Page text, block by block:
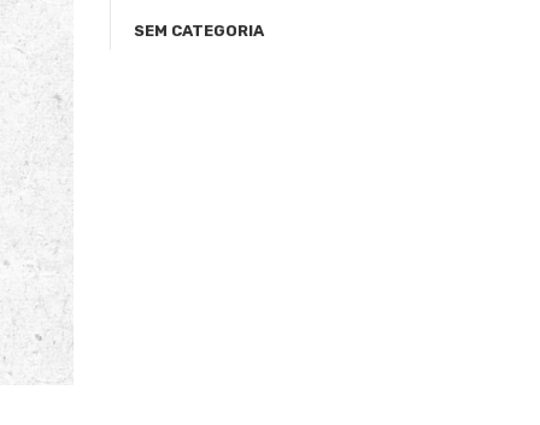
SEM CATEGORIA